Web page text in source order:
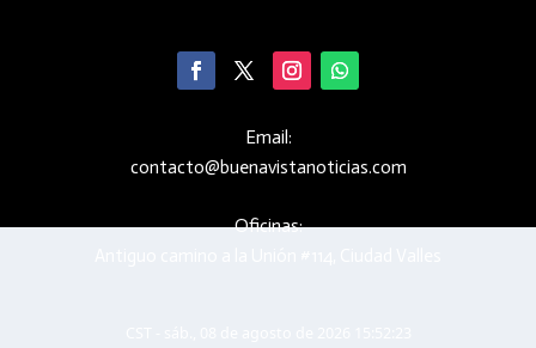
Email:
contacto@buenavistanoticias.com
Oficinas: